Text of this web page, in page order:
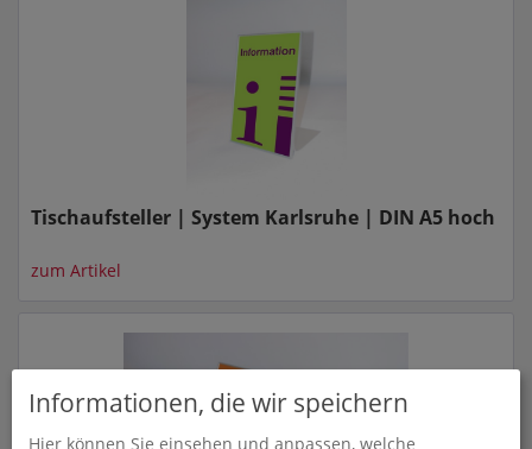
Tischaufsteller | System Karlsruhe | DIN A5 hoch
zum Artikel
Informationen, die wir speichern
Hier können Sie einsehen und anpassen, welche